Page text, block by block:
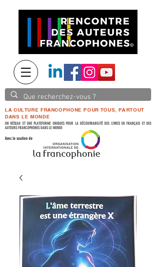
LA CULTURE FRANCOPHONE POUR TOUS, PARTOUT
DANS LE MONDE
UN RÉSEAU ET UNE PLATEFORME UNIQUES POUR LA DÉCOUVRABILITÉ DES LIVRES EN FRANÇAIS ET DES
AUTEURS FRANCOPHONES DANS LE MONDE
Avec le soutien de